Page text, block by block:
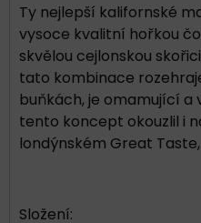
Ty nejlepší kalifornské
vysoce kvalitní hořkou
skvělou cejlonskou
tato kombinace
buňkách, je omamující a
tento koncept okouzlil i
londýnském Great
Složení: